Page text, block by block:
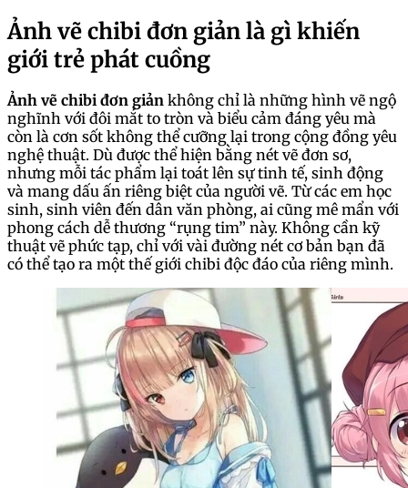
Ảnh vẽ chibi đơn giản là gì khiến
giới trẻ phát cuồng
Ảnh vẽ chibi đơn giản không chỉ là những hình vẽ ngộ
nghĩnh với đôi mắt to tròn và biểu cảm đáng yêu mà
còn là cơn sốt không thể cưỡng lại trong cộng đồng yêu
nghệ thuật. Dù được thể hiện bằng nét vẽ đơn sơ,
nhưng mỗi tác phẩm lại toát lên sự tinh tế, sinh động
và mang dấu ấn riêng biệt của người vẽ. Từ các em học
sinh, sinh viên đến dân văn phòng, ai cũng mê mẩn với
phong cách dễ thương “rụng tim” này. Không cần kỹ
thuật vẽ phức tạp, chỉ với vài đường nét cơ bản bạn đã
có thể tạo ra một thế giới chibi độc đáo của riêng mình.